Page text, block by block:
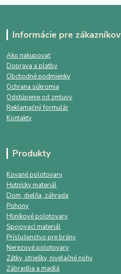
Informácie pre zákazníkov
Ako nakupovať
Doprava a platby
Obchodné podmienky
Ochrana súkromia
Odstúpenie od zmluvy
Reklamačný formulár
Kontakty
Produkty
Kované polotovary
Hutnícky materiál
Dom, dielňa, záhrada
Pohony
Hliníkové polotovary
Spojovací materiál
Príslušenstvo pre brány
Nerezové polotovary
Zátky, striešky, nivelačné nohy
Zábradlia a madlá